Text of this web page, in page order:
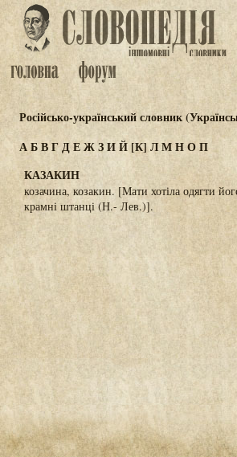
Російсько-український словник
АБВГДЕЖЗИЙ[К]ЛМНОП
КАЗАКИН
козачина, козакин. [Мати хотіла одягти
крамні штанці (Н.- Лев.)].